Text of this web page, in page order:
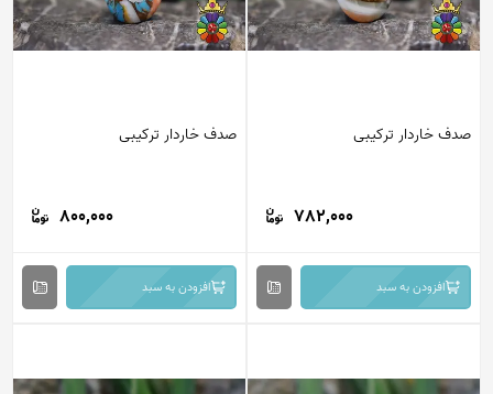
صدف خاردار ترکیبی
782,000
افزودن به سبد
صدف خاردار ترکیبی
800,000
افزودن به سبد